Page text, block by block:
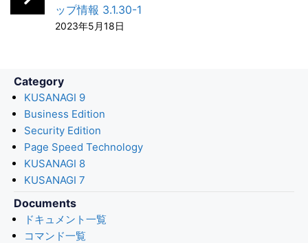
ップ情報 3.1.30-1
2023年5月18日
Category
KUSANAGI 9
Business Edition
Security Edition
Page Speed Technology
KUSANAGI 8
KUSANAGI 7
Documents
ドキュメント一覧
コマンド一覧